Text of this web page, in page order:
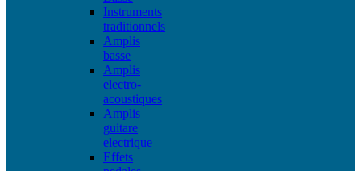
Instruments
traditionnels
Amplis
basse
Amplis
electro-
acoustiques
Amplis
guitare
electrique
Effets